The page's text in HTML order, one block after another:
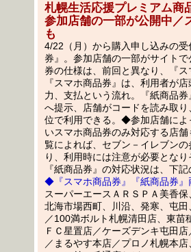
札幌生活応援プレミアム商
参加店舗の一部が公開中／
も
4/22（月）から購入申し込みの
券』。参加店舗の一部がサイト
券の仕様は、前回と異なり、『
『スマホ商品券』は、利用者が
力、支払という流れ。『紙商品
へ提示、店舗がコードを読み取
位で利用できる。◆参加店舗によ
いスマホ商品券のみ対応する店
覧によれば、セブン－イレブン
り、利用時には注意が必要とな
『紙商品券』の対応状況は、下記
◆『スマホ商品券』『紙商品券
スーパーエースＡＲＳＰＡ美香
北海市場西町、川沿、発寒、屯
／100満ボルト札幌清田店、東
ＦＣ星置店／ケーズデンキ屯田
／まるやす本店／プロノ札幌本